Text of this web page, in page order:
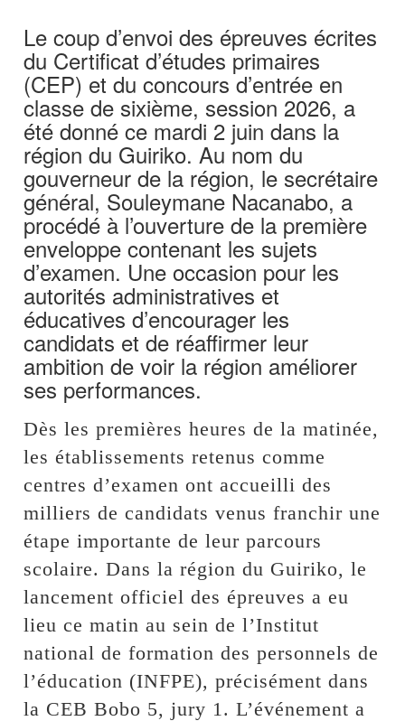
Le coup d’envoi des épreuves écrites
du Certificat d’études primaires
(CEP) et du concours d’entrée en
classe de sixième, session 2026, a
été donné ce mardi 2 juin dans la
région du Guiriko. Au nom du
gouverneur de la région, le secrétaire
général, Souleymane Nacanabo, a
procédé à l’ouverture de la première
enveloppe contenant les sujets
d’examen. Une occasion pour les
autorités administratives et
éducatives d’encourager les
candidats et de réaffirmer leur
ambition de voir la région améliorer
ses performances.
Dès les premières heures de la matinée,
les établissements retenus comme
centres d’examen ont accueilli des
milliers de candidats venus franchir une
étape importante de leur parcours
scolaire. Dans la région du Guiriko, le
lancement officiel des épreuves a eu
lieu ce matin au sein de l’Institut
national de formation des personnels de
l’éducation (INFPE), précisément dans
la CEB Bobo 5, jury 1. L’événement a